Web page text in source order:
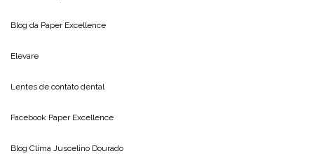
Blog da Paper Excellence
Elevare
Lentes de contato dental
Facebook Paper Excellence
Blog Clima Juscelino Dourado